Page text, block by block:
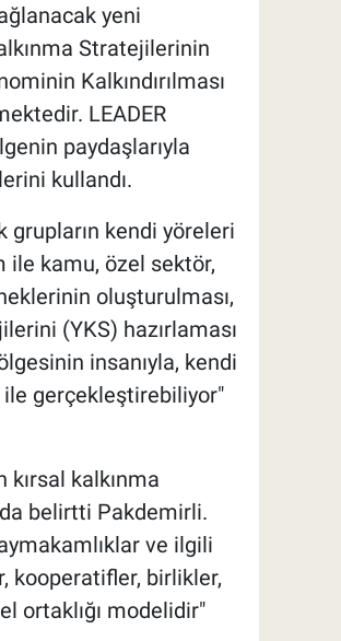
yeni
Stratejilerinin
Kalkındırılması
LEADER
paydaşlarıyla
kullandı.
kendi yöreleri
ile kamu, özel sektör,
oluşturulması,
(YKS) hazırlaması
insanıyla, kendi
gerçekleştirebiliyor"
kalkınma
da belirtti Pakdemirli.
ve ilgili
kooperatifler, birlikler,
ortaklığı modelidir"